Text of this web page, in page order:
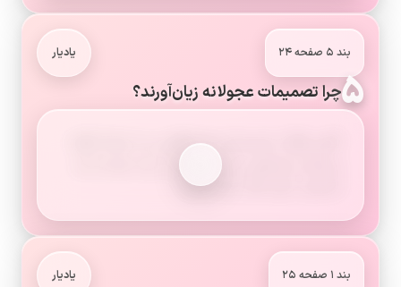
بند ۵ صفحه ۲۴ یادیار
۵چرا تصمیمات عجولانه زیان‌آورند؟
گاهی اوقات تصمیماتی که ناگهانی و با عجله گرفته
می‌شود زیان‌هایی به بار می‌آورد؛ زیرا درباره ی آن
تصمیم، خوب فکر نشده است.
بند ۱ صفحه ۲۵ یادیار